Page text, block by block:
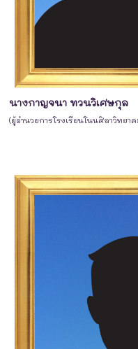
นางกาญจนา ทวนวิเศษกุล
(ผู้อำนวยการโรงเรียนโนนศิลาวิทยา